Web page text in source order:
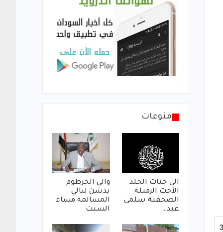
منوعات
الى جنات الخلد
الأخت الزميلة
الصحفية سلمى
عبد…
والي الخرطوم
يدشن ليالي
المسالمة مساء
السبت